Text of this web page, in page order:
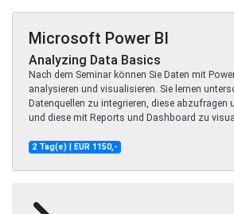
Microsoft Power BI
Analyzing Data Basics
Nach dem Seminar können Sie Daten mit
analysieren und visualisieren. Sie lernen
Datenquellen zu integrieren, diese abzufragen
und diese mit Reports und Dashboard zu
2 Tag(e) | EUR 1150,-